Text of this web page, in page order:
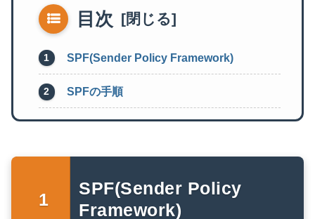
目次
SPF(Sender Policy Framework)
SPFの手順
SPF(Sender Policy
Framework)